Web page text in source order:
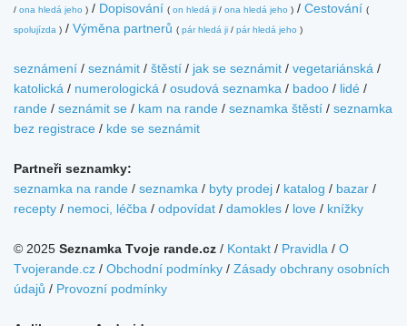
/ ona hledá jeho ) / Dopisování ( on hledá ji / ona hledá jeho ) / Cestování (
spolujízda ) / Výměna partnerů ( pár hledá ji / pár hledá jeho )
seznámení / seznámit / štěstí / jak se seznámit / vegetariánská /
katolická / numerologická / osudová seznamka / badoo / lidé /
rande / seznámit se / kam na rande / seznamka štěstí / seznamka
bez registrace / kde se seznámit
Partneři seznamky:
seznamka na rande / seznamka / byty prodej / katalog / bazar /
recepty / nemoci, léčba / odpovídat / damokles / love / knížky
© 2025 Seznamka Tvoje rande.cz / Kontakt / Pravidla / O
Tvojerande.cz / Obchodní podmínky / Zásady obchrany osobních
údajů / Provozní podmínky